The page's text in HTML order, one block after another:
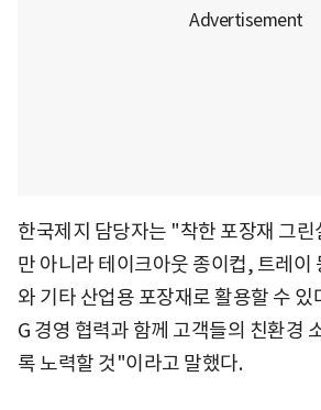
한국제지 담당자는 "착한 포장재 그
만 아니라 테이크아웃 종이컵, 트레이
와 기타 산업용 포장재로 활용할 수
G 경영 협력과 함께 고객들의 친환경
록 노력할 것"이라고 말했다.